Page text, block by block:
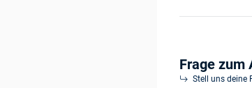
Frage zum
Stell uns deine